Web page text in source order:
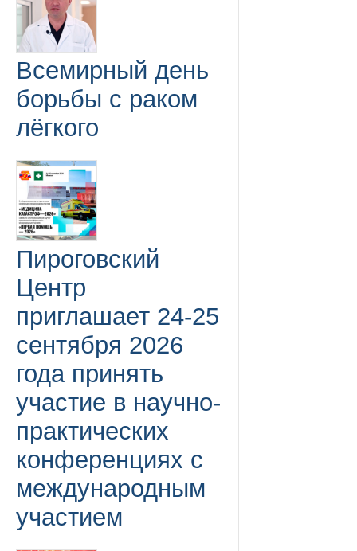
Всемирный день
борьбы с раком
лёгкого
Пироговский
Центр
приглашает 24-25
сентября 2026
года принять
участие в научно-
практических
конференциях с
международным
участием